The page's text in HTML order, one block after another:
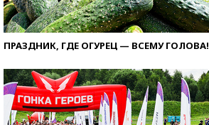
ПРАЗДНИК, ГДЕ ОГУРЕЦ — ВСЕМУ ГОЛОВА!